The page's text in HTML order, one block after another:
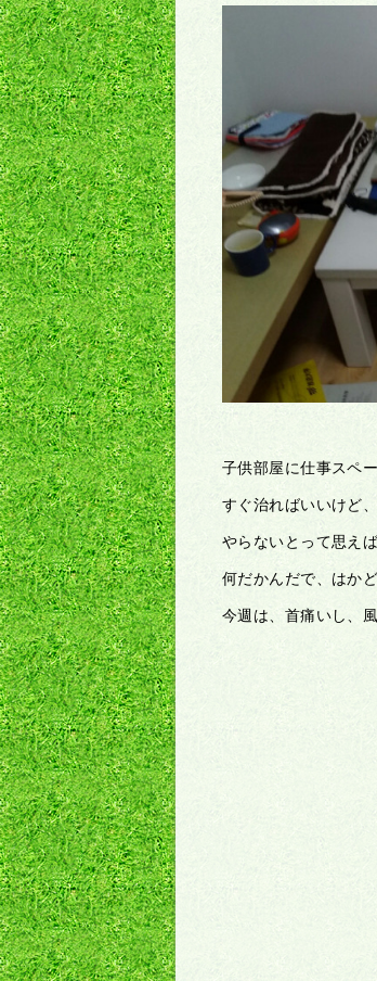
子供部屋に仕事スペ
すぐ治ればいいけど
やらないとって思え
何だかんだで、はか
今週は、首痛いし、